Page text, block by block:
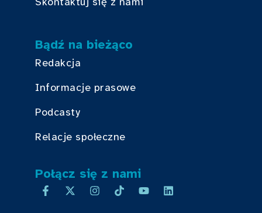
Bądź na bieżąco
Redakcja
Informacje prasowe
Podcasty
Relacje społeczne
Połącz się z nami